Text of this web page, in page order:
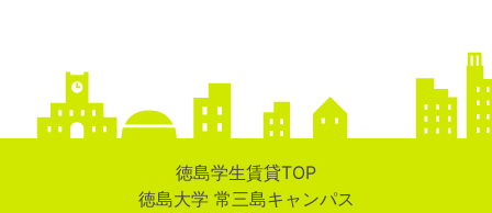
徳島学生賃貸TOP
徳島大学 常三島キャンパス